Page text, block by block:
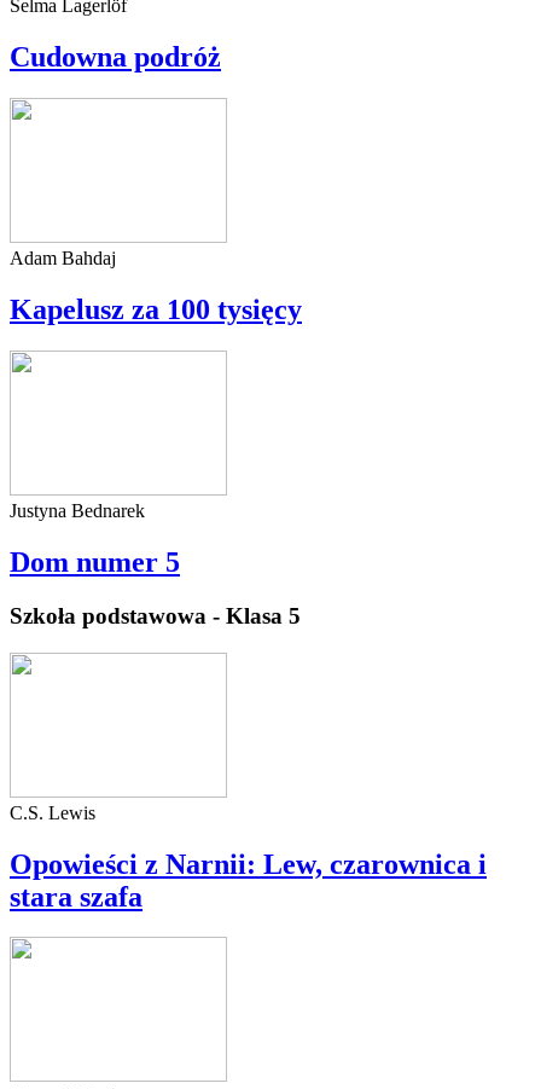
Selma Lagerlöf
Cudowna podróż
Adam Bahdaj
Kapelusz za 100 tysięcy
Justyna Bednarek
Dom numer 5
Szkoła podstawowa - Klasa 5
C.S. Lewis
Opowieści z Narnii: Lew, czarownica i
stara szafa